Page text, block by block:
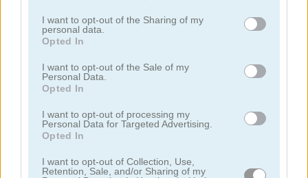
I want to opt-out of the Sharing of my
personal data.
Opted In
I want to opt-out of the Sale of my
Personal Data.
Opted In
I want to opt-out of processing my
Personal Data for Targeted Advertising.
Opted In
I want to opt-out of Collection, Use,
Retention, Sale, and/or Sharing of my
juegos de batalla
juegos de cañones
juegos de vaqueros
fáciles
juegos de fuego